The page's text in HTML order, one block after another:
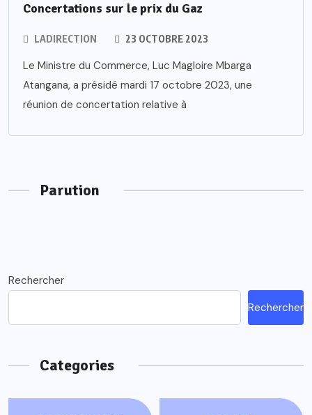
Concertations sur le prix du Gaz
LADIRECTION 23 OCTOBRE 2023
Le Ministre du Commerce, Luc Magloire Mbarga
Atangana, a présidé mardi 17 octobre 2023, une
réunion de concertation relative à
Parution
Rechercher
Rechercher
Categories